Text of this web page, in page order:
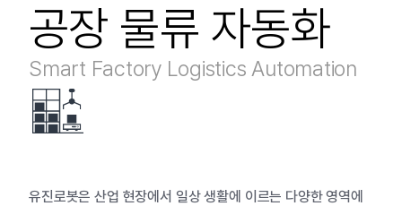
헬스케어 물류 자동화
공장 물류 자동화
Smart Factory Logistics Automation
유진로봇은 산업 현장에서 일상 생활에 이르는 다양한 영역에